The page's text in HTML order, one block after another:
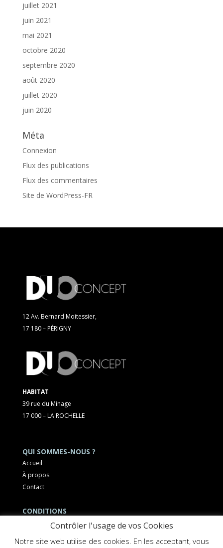
juillet 2021
juin 2021
mai 2021
octobre 2020
septembre 2020
août 2020
juillet 2020
juin 2020
Méta
Connexion
Flux des publications
Flux des commentaires
Site de WordPress-FR
12 Av. Bernard Moitessier,
17 180 – PÉRIGNY
HABITAT
39 rue du Minage
17 000 – LA ROCHELLE
QUI SOMMES-NOUS ?
Accueil
À propos
Contact
CONDITIONS
Mentions légalesContrôler l'usage de vos Cookies
Notre site web utilise des cookies. En les acceptant, vous